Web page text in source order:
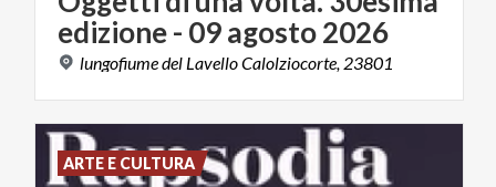
edizione- 09agosto2026
lungofiumedel LavelloCalolziocorte, 23801
ARTE E CULTURA